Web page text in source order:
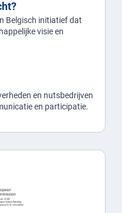
Belgisch initiatief dat
visie en
en nutsbedrijven
en participatie.